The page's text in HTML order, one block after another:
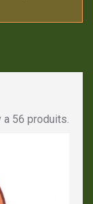
a 56 produits.